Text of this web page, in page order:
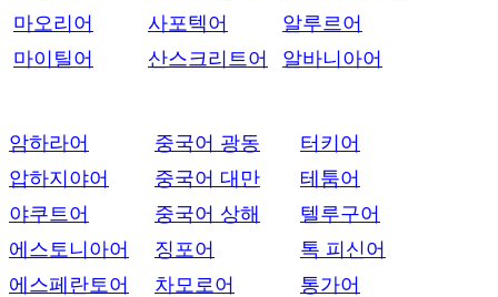
마오리어
마이틸어
사포텍어
산스크리트어
알루르어
알바니아어
암하라어
압하지야어
야쿠트어
에스토니아어
에스페란토어
중국어 광동
중국어 대만
중국어 상해
징포어
차모로어
터키어
테툼어
텔루구어
톡 피신어
통가어